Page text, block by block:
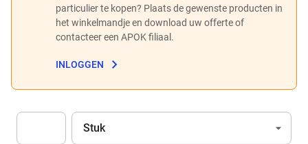
particulier te kopen? Plaats de gewenste producten in
het winkelmandje en download uw offerte of
contacteer een APOK filiaal.
INLOGGEN
Eenheid
Stuk